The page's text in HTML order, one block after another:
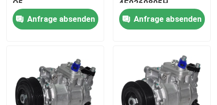
Produkte
Über uns
Q5
Anfrage absenden
4F0260805H
4F0260805AF Für ein
Audi A6 20
Anfrage absenden